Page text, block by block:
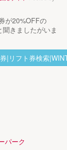
が20%OFFの
きましたがいま
|リフト券検索
パーク